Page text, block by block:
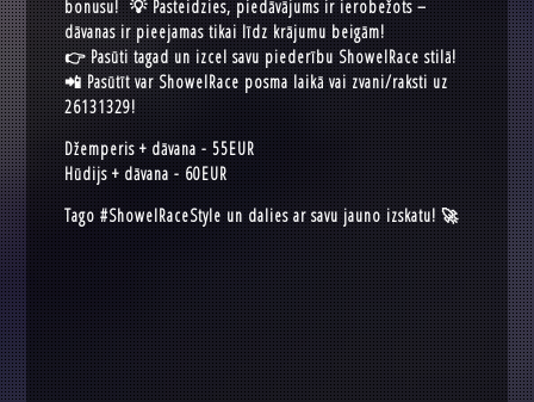
bonusu! 💡 Pasteidzies, piedāvājums ir ierobežots –
dāvanas ir pieejamas tikai līdz krājumu beigām!
👉 Pasūti tagad un izcel savu piederību ShowelRace stilā!
📲 Pasūtīt var ShowelRace posma laikā vai zvani/raksti uz
26131329!
Džemperis + dāvana - 55EUR
Hūdijs + dāvana - 60EUR
Tago #ShowelRaceStyle un dalies ar savu jauno izskatu! 🚀